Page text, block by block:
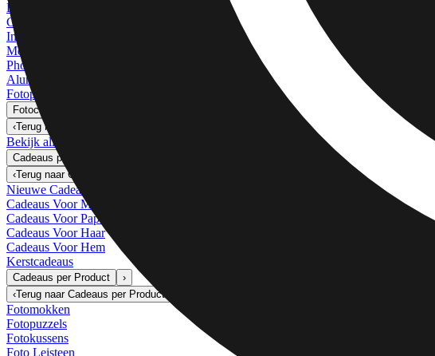
Bekijk alles
Canvas Afdrukken
Ingelijste Afdrukken
Metalen Afdrukken
Photo Tiles
Aluminium Afdrukken
Fotoposters
Fotocadeaus
‹Terug naar
Bekijk alles
Cadeaus per Ontvanger
‹Terug naar Cadeaus per Ontvanger
Nieuwe Cadeaus
Cadeaus Voor Moeder
Cadeaus Voor Papa
Cadeaus Voor Haar
Cadeaus Voor Hem
Kerstcadeaus
Cadeaus per Product
›
‹Terug naar Cadeaus per Product
Fotomokken
Fotopuzzels
Fotokussens
Foto Leisteen